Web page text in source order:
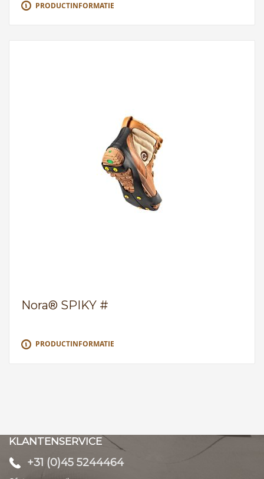
PRODUCTINFORMATIE
Nora® SPIKY #
PRODUCTINFORMATIE
KLANTENSERVICE
+31 (0)45 5244464